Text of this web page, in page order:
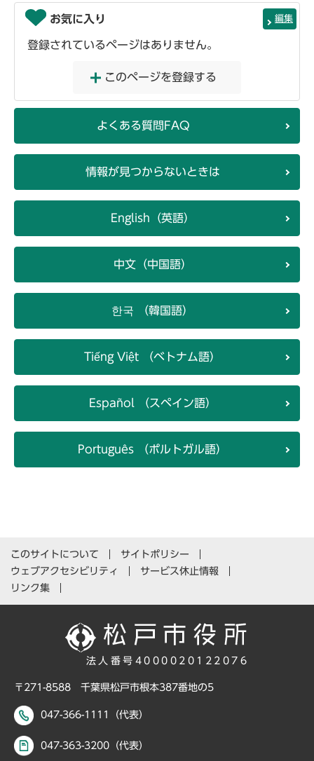
お気に入り 編集
登録されているページはありません。
このページを登録する
よくある質問FAQ
情報が見つからないときは
English（英語）
中文（中国語）
한국 （韓国語）
Tiếng Việt （ベトナム語）
Español （スペイン語）
Português （ポルトガル語）
このサイトについて
サイトポリシー
ウェブアクセシビリティ
サービス休止情報
リンク集
法人番号4000020122076
〒271-8588 千葉県松戸市根本387番地の5
047-366-1111（代表）
047-363-3200（代表）